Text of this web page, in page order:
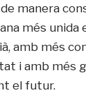
manera
més unida
amb més
i amb més
el futur.